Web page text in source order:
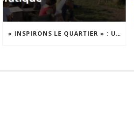
« INSPIRONS LE QUARTIER » : UN NOUVEL APPEL À PROJETS EST LANCÉ !